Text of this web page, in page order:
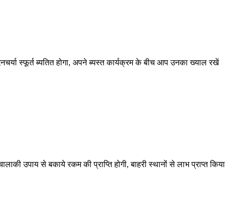
स्फूर्त ब्यतित होगा, अपने ब्यस्त कार्यक्रम के बीच आप उनका ख्याल रखें
उपाय से बकाये रकम की प्राप्ति होगी, बाहरी स्थानों से लाभ प्राप्त किया